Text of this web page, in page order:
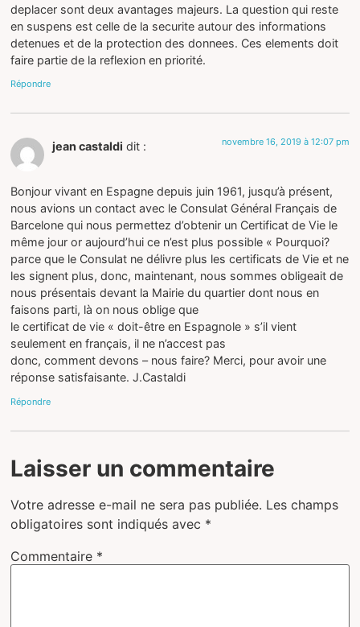
deplacer sont deux avantages majeurs. La question qui reste
en suspens est celle de la securite autour des informations
detenues et de la protection des donnees. Ces elements doit
faire partie de la reflexion en priorité.
Répondre
jean castaldi dit : novembre 16, 2019 à 12:07 pm
Bonjour vivant en Espagne depuis juin 1961, jusqu’à présent,
nous avions un contact avec le Consulat Général Français de
Barcelone qui nous permettez d’obtenir un Certificat de Vie le
même jour or aujourd’hui ce n’est plus possible « Pourquoi?
parce que le Consulat ne délivre plus les certificats de Vie et ne
les signent plus, donc, maintenant, nous sommes obligeait de
nous présentais devant la Mairie du quartier dont nous en
faisons parti, là on nous oblige que
le certificat de vie « doit-être en Espagnole » s’il vient
seulement en français, il ne n’accest pas
donc, comment devons – nous faire? Merci, pour avoir une
réponse satisfaisante. J.Castaldi
Répondre
Laisser un commentaire
Votre adresse e-mail ne sera pas publiée. Les champs
obligatoires sont indiqués avec *
Commentaire *